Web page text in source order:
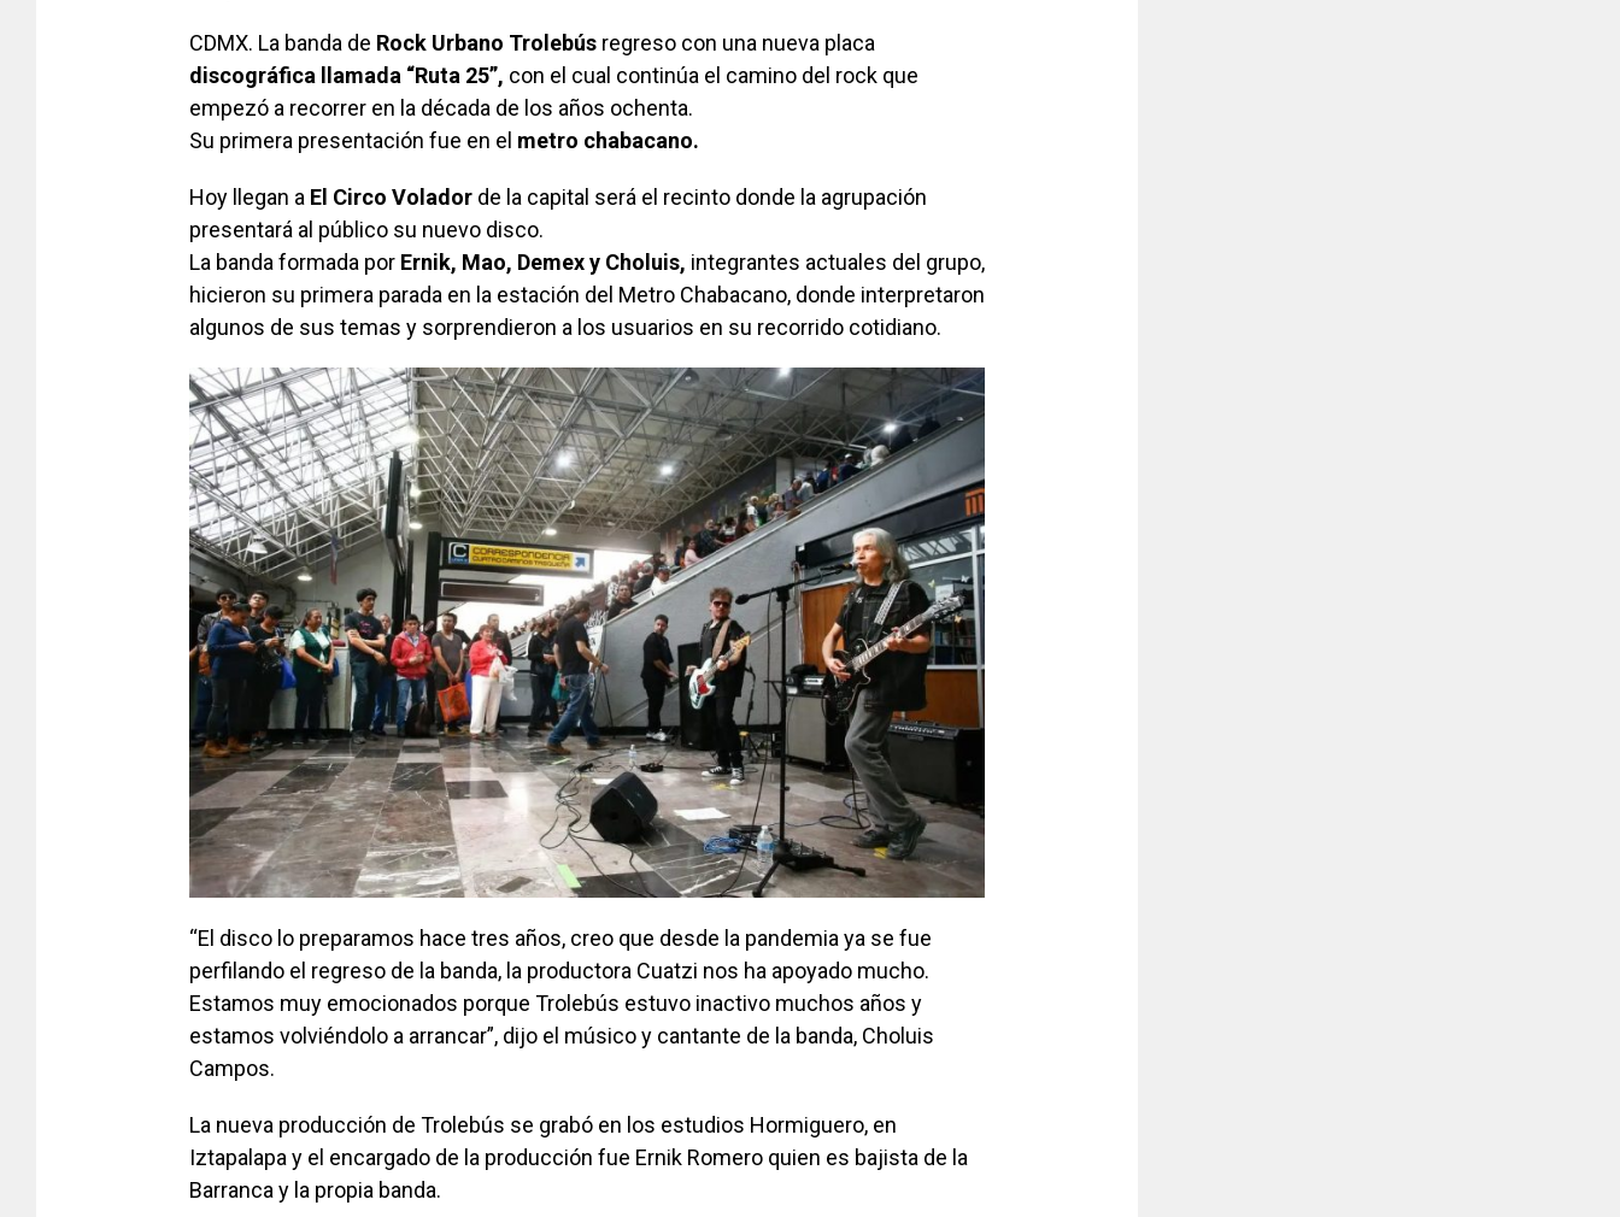
CDMX. La banda de Rock Urbano Trolebús regreso con una nueva placa
discográfica llamada “Ruta 25”, con el cual continúa el camino del rock que
empezó a recorrer en la década de los años ochenta.
Su primera presentación fue en el metro chabacano.
Hoy llegan a El Circo Volador de la capital será el recinto donde la agrupación
presentará al público su nuevo disco.
La banda formada por Ernik, Mao, Demex y Choluis, integrantes actuales del grupo,
hicieron su primera parada en la estación del Metro Chabacano, donde interpretaron
algunos de sus temas y sorprendieron a los usuarios en su recorrido cotidiano.
“El disco lo preparamos hace tres años, creo que desde la pandemia ya se fue
perfilando el regreso de la banda, la productora Cuatzi nos ha apoyado mucho.
Estamos muy emocionados porque Trolebús estuvo inactivo muchos años y
estamos volviéndolo a arrancar”, dijo el músico y cantante de la banda, Choluis
Campos.
La nueva producción de Trolebús se grabó en los estudios Hormiguero, en
Iztapalapa y el encargado de la producción fue Ernik Romero quien es bajista de la
Barranca y la propia banda.